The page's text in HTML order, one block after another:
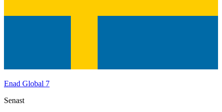
Enad Global 7
Senast